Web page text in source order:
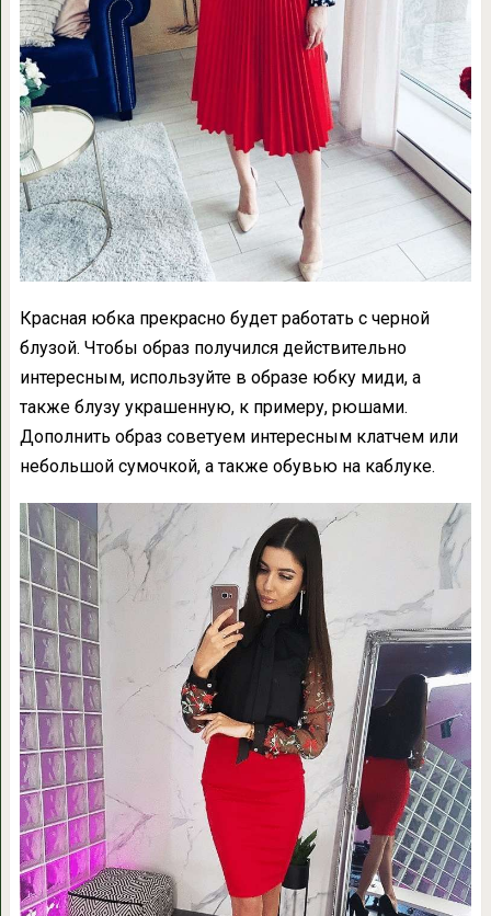
Красная юбка прекрасно будет работать с черной
блузой. Чтобы образ получился действительно
интересным, используйте в образе юбку миди, а
также блузу украшенную, к примеру, рюшами.
Дополнить образ советуем интересным клатчем или
небольшой сумочкой, а также обувью на каблуке.